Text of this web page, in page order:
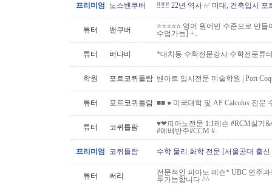
프리미엄 노스밴쿠버 ‼️‼️‼️ 22년 역사 ✅ 미대, 건축입시 포
튜터 밴쿠버
⭐⭐⭐⭐⭐ 영어 원어민 수준으로
수업가능] +..
튜터 버나비 *대치동 수학전문강사 수학전문튜
학원 포트코퀴틀람 밴아트 입시전문 미술학원 | Port
튜터 포트코퀴틀람 ■■ ● 미국대학 및 AP Calculus 전문
튜터 코퀴틀람
♥️❤피아노전문 1:1레슨 #RCM실기
#예배반주#CCM #..
프리미엄 코퀴틀람 수학 물리 화학 전문 [서울공대 출
튜터 써리
전문적인 피아노 레슨* UBC 연주
두가능합니다 ^^